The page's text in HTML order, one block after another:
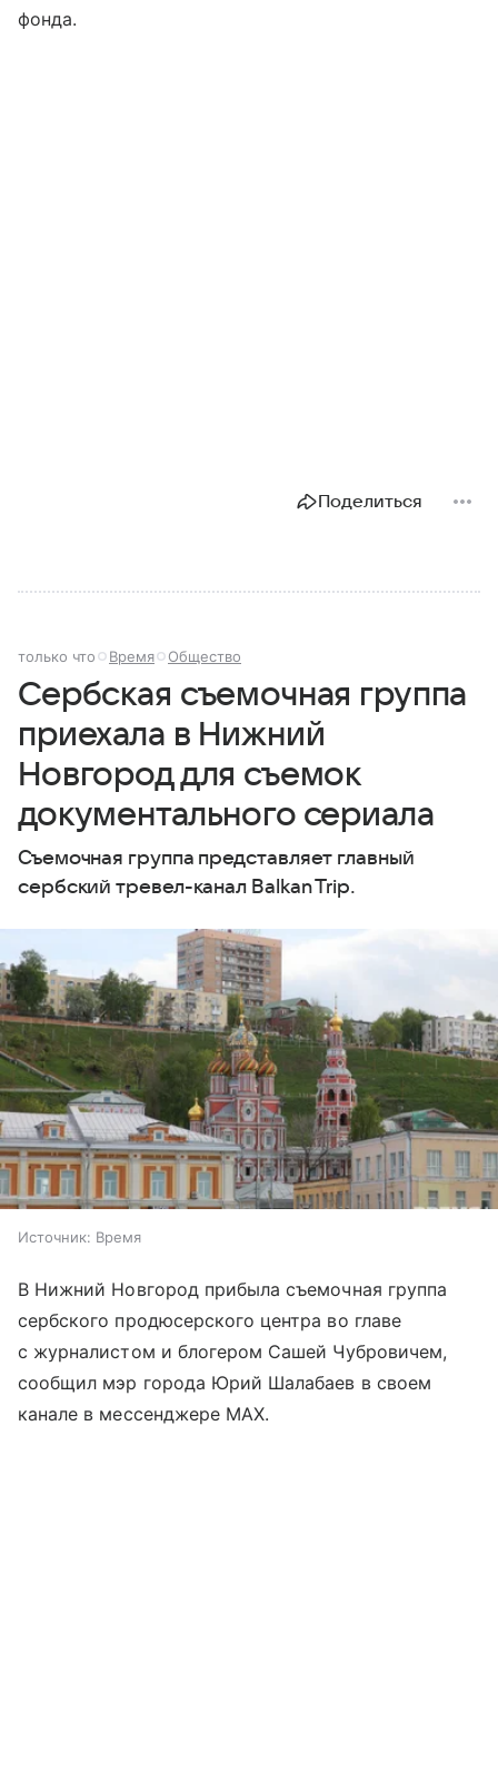
фонда.
Поделиться
только что Время Общество
Сербская съемочная группа
приехала в Нижний
Новгород для съемок
документального сериала
Съемочная группа представляет главный
сербский тревел-канал Balkan Trip.
Источник: Время
В Нижний Новгород прибыла съемочная группа
сербского продюсерского центра во главе
с журналистом и блогером Сашей Чубровичем,
сообщил мэр города Юрий Шалабаев в своем
канале в мессенджере MAX.